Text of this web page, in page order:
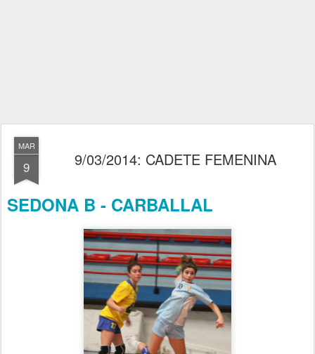
MAR
9 9/03/2014: CADETE FEMENINA
SEDONA B - CARBALLAL